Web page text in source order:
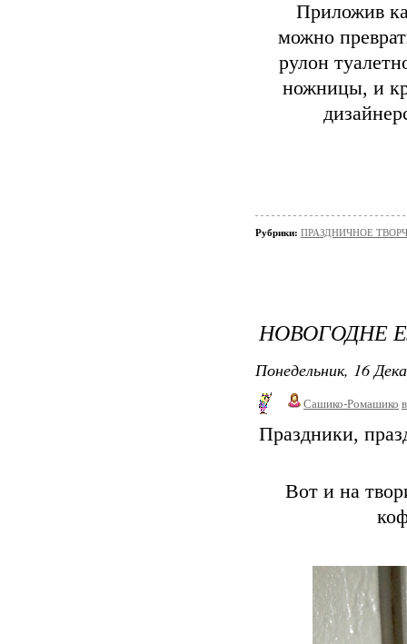
Приложив
можно
рулон
ножницы, и
Рубрики: ПРАЗДНИЧНОЕ
НОВОГОДНЕ
Понедельник, 16
Сашико-Ромашико
Праздники,
Вот и на